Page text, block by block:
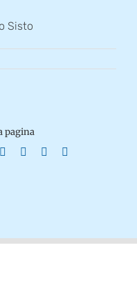
Sisto
pagina
TumblrPinterest